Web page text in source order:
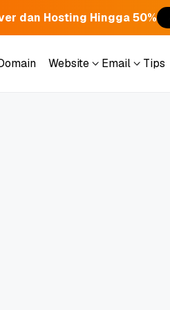
dan Hosting Hingga 50%
Website
Email
Tips